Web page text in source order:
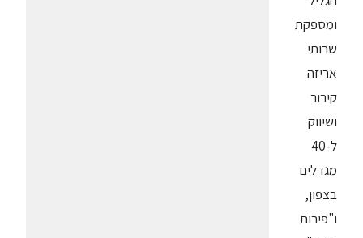
ומספקת
שרותי
אריזה
קירור
ושיווק
ל-40
מגדלים
בצפון,
ו"פירות